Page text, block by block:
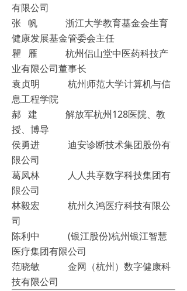
有限公司
张 帆 浙江大学教育基金会生育
健康发展基金管委会主任
瞿 雁 杭州侣山堂中医药科技产
业有限公司董事长
袁贞明 杭州师范大学计算机与信
息工程学院
郝 建 解放军杭州128医院、教
授、博导
侯勇进 迪安诊断技术集团股份有
限公司
葛凤林 人人共享数字科技集团有
限公司
林毅宏 杭州久鸿医疗科技有限公
司
陈利中 (银江股份)杭州银江智慧
医疗集团有限公司
范晓敏 金网（杭州）数字健康科
技有限公司